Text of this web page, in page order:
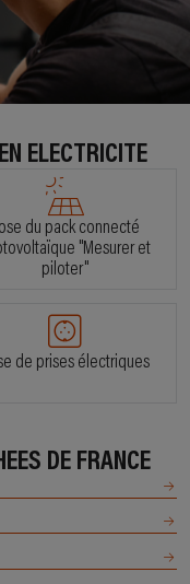
ÉLECTRICITÉ
du pack connecté
"Mesurer et
piloter"
de prises électriques
DE FRANCE